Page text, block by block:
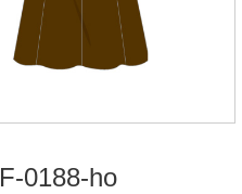
F-0188-ho